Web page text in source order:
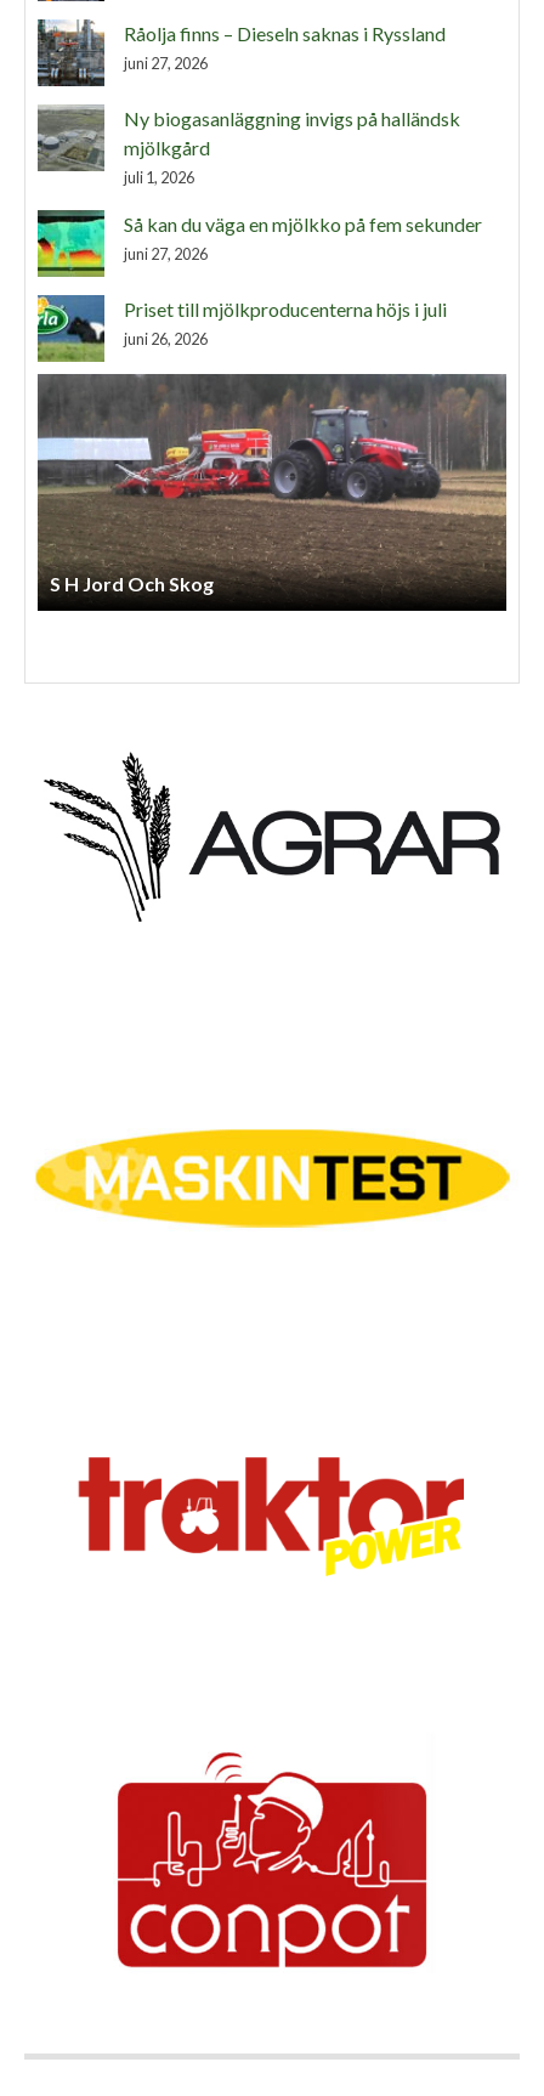
Råolja finns – Dieseln saknas i Ryssland
juni 27, 2026
Ny biogasanläggning invigs på halländsk
mjölkgård
juli 1, 2026
Så kan du väga en mjölkko på fem sekunder
juni 27, 2026
Priset till mjölkproducenterna höjs i juli
juni 26, 2026
Lindbergs Entreprenad Och Gårdstjänst